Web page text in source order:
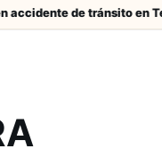
de tránsito en